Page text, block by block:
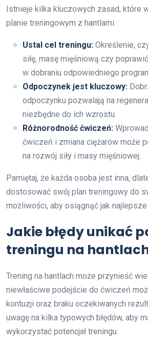
Istnieje kilka kluczowych zasad, które
planie treningowym z hantlami:
Ustal cel treningu: Określenie,
siłę, masę mięśniową czy
w dobraniu odpowiedniego
Odpoczynek jest kluczowy:
odpoczynku pozwalają na
niezbędne do ich wzrostu.
Różnorodność ćwiczeń:
ćwiczeń i zmiana ciężarów może
na rozwój siły i masy mięśniowej.
Pamiętaj, że każda osoba jest inna,
dostosować swój plan treningowy do
możliwości, aby osiągnąć jak
Jakie błędy unikać
treningu na
Trening na hantlach może przynieść
niewłaściwe podejście do ćwiczeń
kontuzji oraz braku oczekiwanych
uwagę na kilka typowych błędów, aby
wykorzystać potencjał treningu.